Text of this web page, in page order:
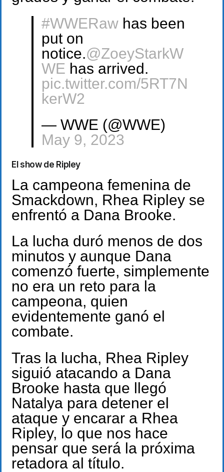
#WWERawhas been
put on
notice.@ZoeyStarkW
WE has arrived.
pic.twitter.com/5RT7N
kerW2
— WWE (@WWE)
May 9, 2023
El show de Ripley
La campeona femenina de
Smackdown, Rhea Ripley se
enfrentó a Dana Brooke.
La lucha duró menos de dos
minutos y aunque Dana
comenzó fuerte, simplemente
no era un reto para la
campeona, quien
evidentemente ganó el
combate.
Tras la lucha, Rhea Ripley
siguió atacando a Dana
Brooke hasta que llegó
Natalya para detener el
ataque y encarar a Rhea
Ripley, lo que nos hace
pensar que será la próxima
retadora al título.